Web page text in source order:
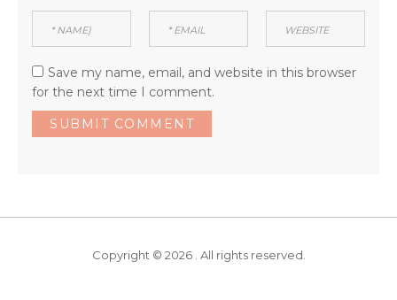
Save my name, email, and website in this browser
for the next time I comment.
Copyright © 2026 . All rights reserved.